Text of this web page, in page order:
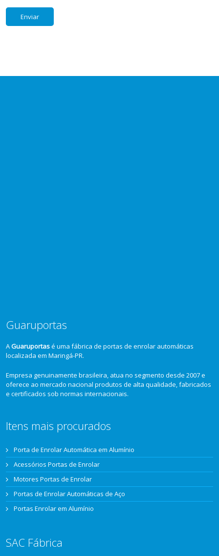
Guaruportas
AGuaruportasé uma fábrica de portas de enrolar automáticas
localizada em Maringá-PR.
Empresa genuinamente brasileira, atua no segmento desde 2007 e
oferece ao mercado nacional produtos de alta qualidade, fabricados
e certificados sob normas internacionais.
Itens mais procurados
Porta de Enrolar Automática em Alumínio
Acessórios Portas de Enrolar
Motores Portas de Enrolar
Portas de Enrolar Automáticas de Aço
Portas Enrolar em Alumínio
SAC Fábrica